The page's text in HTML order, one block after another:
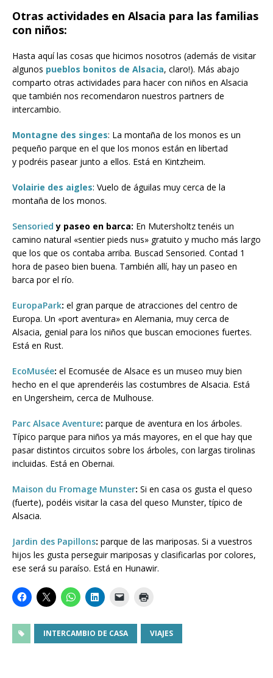
Otras actividades en Alsacia para las familias
con niños:
Hasta aquí las cosas que hicimos nosotros (además de visitar
algunos pueblos bonitos de Alsacia, claro!). Más abajo
comparto otras actividades para hacer con niños en Alsacia
que también nos recomendaron nuestros partners de
intercambio.
Montagne des singes: La montaña de los monos es un
pequeño parque en el que los monos están en libertad
y podréis pasear junto a ellos. Está en Kintzheim.
Volairie des aigles: Vuelo de águilas muy cerca de la
montaña de los monos.
Sensoried y paseo en barca: En Mutersholtz tenéis un
camino natural «sentier pieds nus» gratuito y mucho más largo
que los que os contaba arriba. Buscad Sensoried. Contad 1
hora de paseo bien buena. También allí, hay un paseo en
barca por el río.
EuropaPark: el gran parque de atracciones del centro de
Europa. Un «port aventura» en Alemania, muy cerca de
Alsacia, genial para los niños que buscan emociones fuertes.
Está en Rust.
EcoMusée: el Ecomusée de Alsace es un museo muy bien
hecho en el que aprenderéis las costumbres de Alsacia. Está
en Ungersheim, cerca de Mulhouse.
Parc Alsace Aventure: parque de aventura en los árboles.
Típico parque para niños ya más mayores, en el que hay que
pasar distintos circuitos sobre los árboles, con largas tirolinas
incluidas. Está en Obernai.
Maison du Fromage Munster: Si en casa os gusta el queso
(fuerte), podéis visitar la casa del queso Munster, típico de
Alsacia.
Jardin des Papillons: parque de las mariposas. Si a vuestros
hijos les gusta perseguir mariposas y clasificarlas por colores,
ese será su paraíso. Está en Hunawir.
INTERCAMBIO DE CASA VIAJES